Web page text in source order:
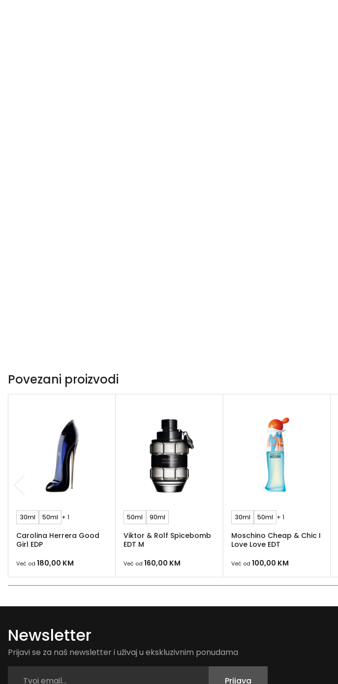
Povezani proizvodi
30ml 50ml + 1
Carolina Herrera Good
Girl EDP
Već od 180,00 KM
50ml 90ml
Viktor & Rolf Spicebomb
EDT M
Već od 160,00 KM
30ml 50ml + 1
Moschino Cheap & Chic I
Love Love EDT
Već od 100,00 KM
Newsletter
Prijavi se za naš newsletter i uživaj u ekskluzivnim ponudama
Prijava